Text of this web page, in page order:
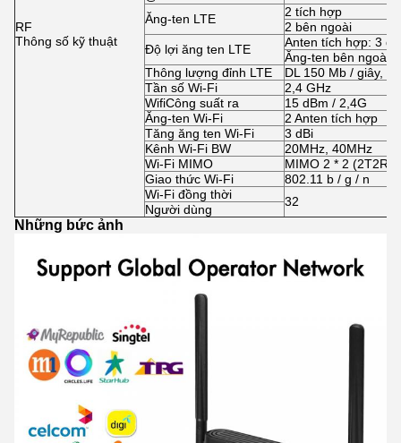
RF
Thông số kỹ thuật
Ăng-ten LTE
2 tích hợp
2 bên ngoài
Độ lợi ăng ten LTE
Anten tích hợp: 3
Ăng-ten bên ngoài:
Thông lượng đỉnh LTE
DL 150 Mb / giây,
Tần số Wi-Fi
2,4 GHz
WifiCông suất ra
15 dBm / 2,4G
Ăng-ten Wi-Fi
2 Anten tích hợp
Tăng ăng ten Wi-Fi
3 dBi
Kênh Wi-Fi BW
20MHz, 40MHz
Wi-Fi MIMO
MIMO 2 * 2 (2T2R)
Giao thức Wi-Fi
802.11 b / g / n
Wi-Fi đồng thời
32
Người dùng
Những bức ảnh